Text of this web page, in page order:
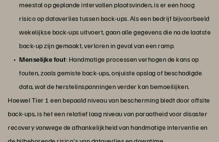
meestal op geplande intervallen plaatsvinden, is er een hoog
risico op dataverlies tussen back-ups. Als een bedrijf bijvoorbeeld
wekelijkse back-ups uitvoert, gaan alle gegevens die na de laatste
back-up zijn gemaakt, verloren in geval van een ramp.
Menselijke fout: Handmatige processen verhogen de kans op
fouten, zoals gemiste back-ups, onjuiste opslag of beschadigde
data, wat de herstelinspanningen verder kan bemoeilijken.
Hoewel Tier 1 een bepaald niveau van bescherming biedt door offsite
back-ups, is het een relatief laag niveau van paraatheid voor disaster
recovery vanwege de afhankelijkheid van handmatige interventie en